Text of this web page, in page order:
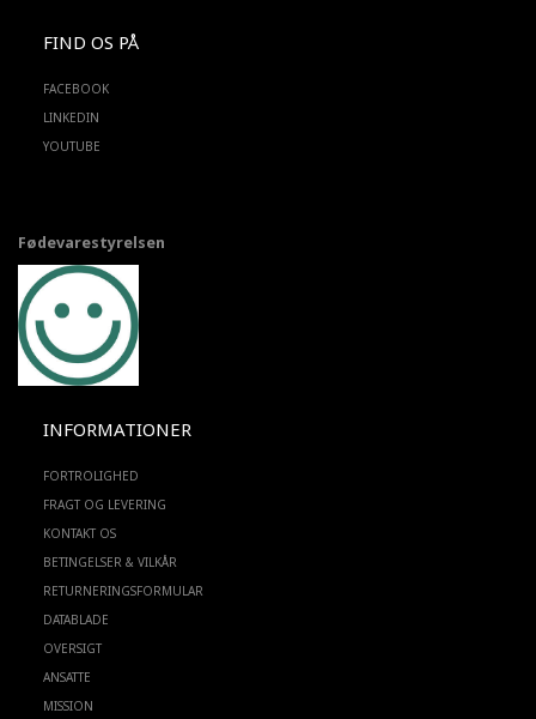
FIND OS PÅ
FACEBOOK
LINKEDIN
YOUTUBE
Fødevarestyrelsen
INFORMATIONER
FORTROLIGHED
FRAGT OG LEVERING
KONTAKT OS
BETINGELSER & VILKÅR
RETURNERINGSFORMULAR
DATABLADE
OVERSIGT
ANSATTE
MISSION